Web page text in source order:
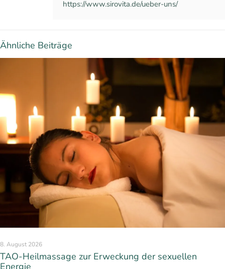
https://www.sirovita.de/ueber-uns/
Ähnliche Beiträge
8. August 2026
TAO-Heilmassage zur Erweckung der sexuellen
Energie